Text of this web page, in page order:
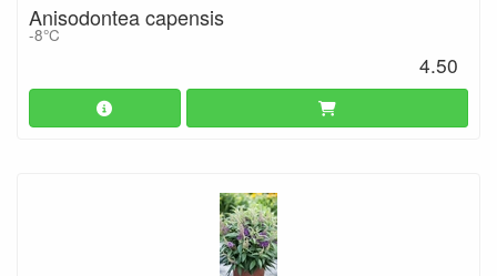
Anisodontea capensis
-8°C
4.50